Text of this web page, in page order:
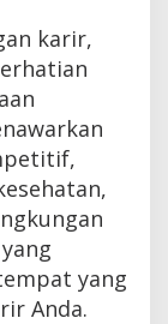
karir,
yang
Anda.